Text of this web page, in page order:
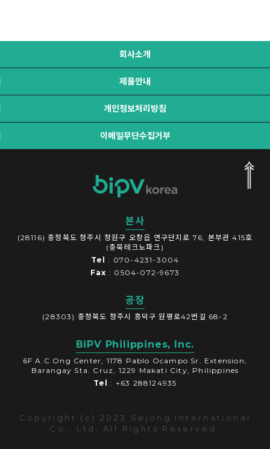
회사소개
제품안내
개인정보처리방침
이메일무단수집거부
본사
(28116) 충청북도 청주시 청원구 오창읍 연구단지로 76, 본부관 415호
(충북테크노파크)
Tel: 070-4231-3004
Fax : 0504-072-9673
공장
(28303) 충청북도 청주시 흥덕구 원평로42번길 68-2
BiPV Philippines, Inc.
6F A.C.Ong Center, 1178 Pablo Ocampo Sr. Extension,
Barangay Sta. Cruz, 1229 Makati City, Philippines
Tel: +63 288124935
Copyright (c) 2023 Sejong International
Co., Ltd. All Rights Reserved.